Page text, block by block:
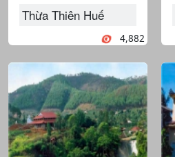
Thừa Thiên Huế
4,882